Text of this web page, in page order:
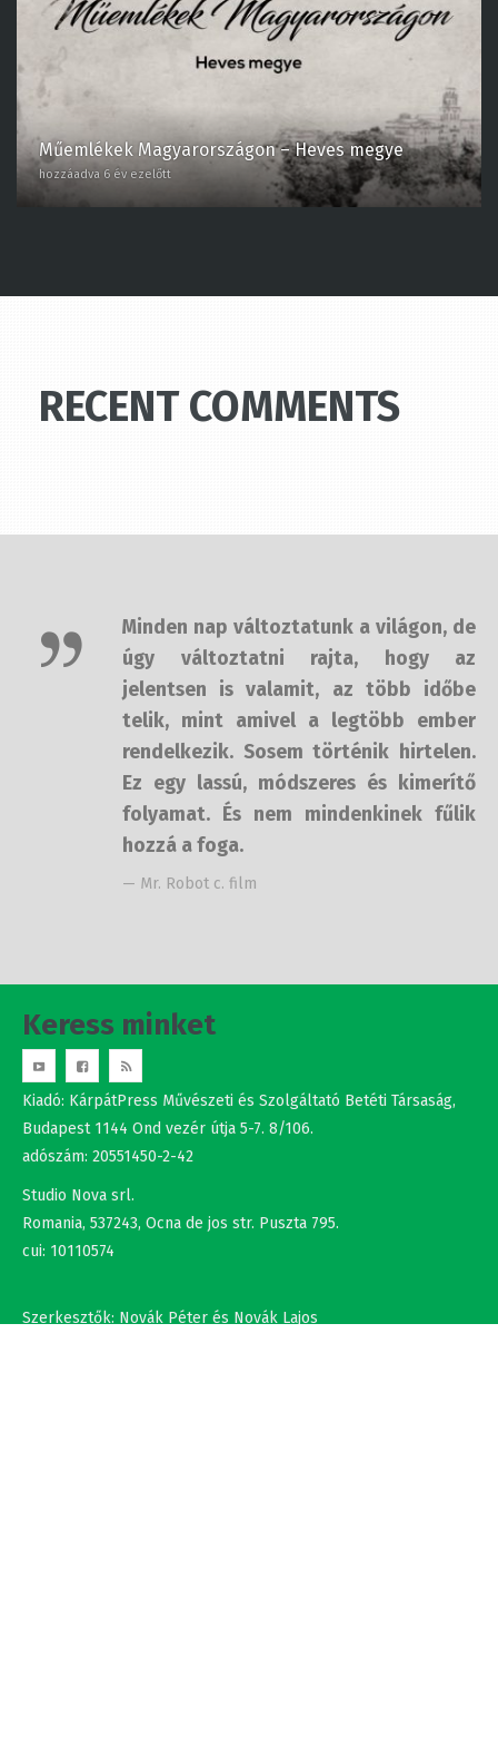
Műemlékek Magyarországon – Heves
hozzáadva 6 év ezelőtt
RECENT COMMENTS
de úgy változtatni rajta, hogy az
jelentsen is valamit, az több időbe
telik, mint amivel a legtöbb ember
rendelkezik. Sosem történik
hirtelen. Ez egy lassú, módszeres és
kimerítő folyamat. És nem
mindenkinek fűlik hozzá a foga.
— Mr. Robot c. film
Kiadó: KárpátPress Művészeti és Szolgáltató Betéti Társaság,
Budapest 1144 Ond vezér útja 5-7. 8/106.
adószám: 20551450-2-42
Romania, 537243, Ocna de jos str. Puszta 795.
cui: 10110574
+36302308877 , +40737875931